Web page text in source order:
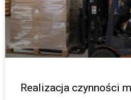
Realizacja czynności